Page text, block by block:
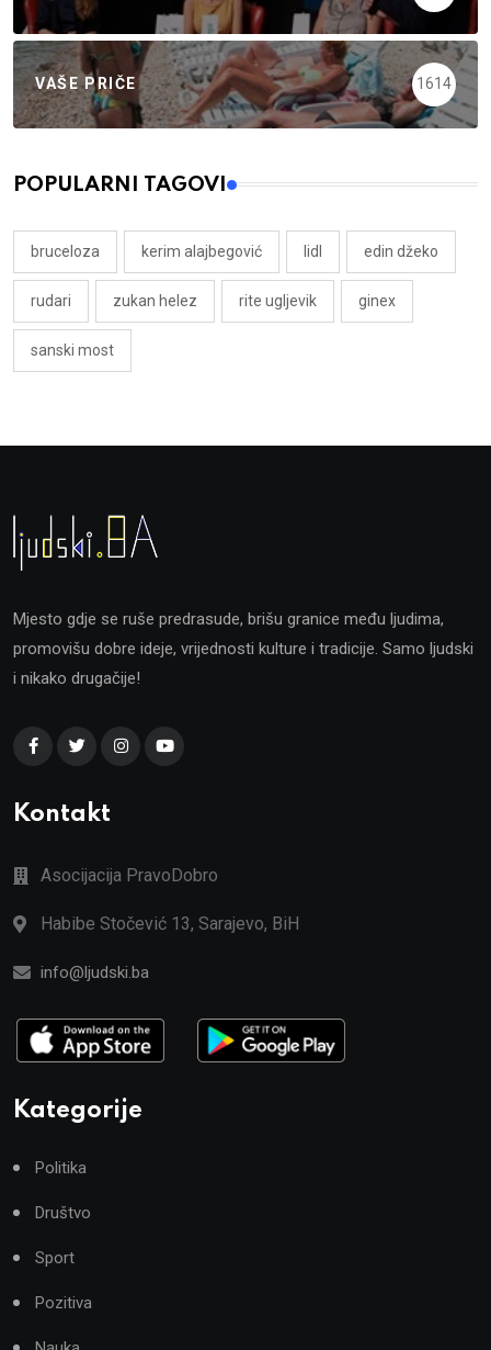
VAŠE PRIČE 1614
POPULARNI TAGOVI
bruceloza kerim alajbegović lidl edin džeko
rudari zukan helez rite ugljevik ginex
sanski most
Mjesto gdje se ruše predrasude, brišu granice među ljudima,
promovišu dobre ideje, vrijednosti kulture i tradicije. Samo ljudski
i nikako drugačije!
Kontakt
Asocijacija PravoDobro
Habibe Stočević 13, Sarajevo, BiH
info@ljudski.ba
Kategorije
Politika
Društvo
Sport
Pozitiva